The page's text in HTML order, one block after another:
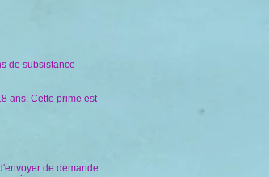
de subsistance
ans. Cette prime est
de demande